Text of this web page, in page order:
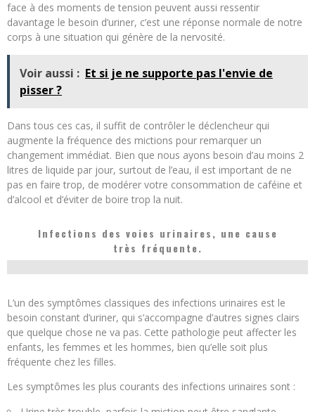
face à des moments de tension peuvent aussi ressentir
davantage le besoin d’uriner, c’est une réponse normale de notre
corps à une situation qui génère de la nervosité.
Voir aussi : Et si je ne supporte pas l'envie de
pisser ?
Dans tous ces cas, il suffit de contrôler le déclencheur qui
augmente la fréquence des mictions pour remarquer un
changement immédiat. Bien que nous ayons besoin d’au moins 2
litres de liquide par jour, surtout de l’eau, il est important de ne
pas en faire trop, de modérer votre consommation de caféine et
d’alcool et d’éviter de boire trop la nuit.
Infections des voies urinaires, une cause
très fréquente.
L’un des symptômes classiques des infections urinaires est le
besoin constant d’uriner, qui s’accompagne d’autres signes clairs
que quelque chose ne va pas. Cette pathologie peut affecter les
enfants, les femmes et les hommes, bien qu’elle soit plus
fréquente chez les filles.
Les symptômes les plus courants des infections urinaires sont :